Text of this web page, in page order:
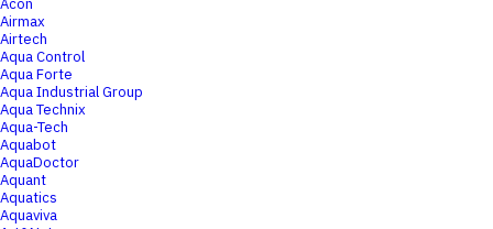
Acon
Airmax
Airtech
Aqua Control
Aqua Forte
Aqua Industrial Group
Aqua Technix
Aqua-Tech
Aquabot
AquaDoctor
Aquant
Aquatics
Aquaviva